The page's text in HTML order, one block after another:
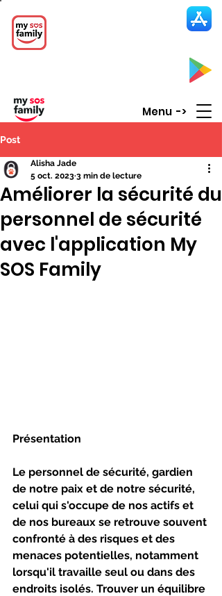
Menu ->
Post
Améliorer la sécurité du
personnel de sécurité
avec l'application My
SOS Family
Alisha Jade
5 oct. 2023 3 min de lecture
Présentation
Le personnel de sécurité, gardien
de notre paix et de notre sécurité,
celui qui s'occupe de nos actifs et
de nos bureaux se retrouve souvent
confronté à des risques et des
menaces potentielles, notamment
lorsqu'il travaille seul ou dans des
endroits isolés. Trouver un équilibre